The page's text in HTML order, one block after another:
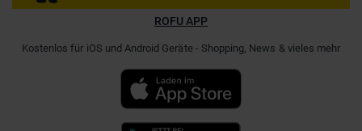
ROFU APP
Kostenlos für iOS und Android Geräte - Shopping, News & vieles mehr